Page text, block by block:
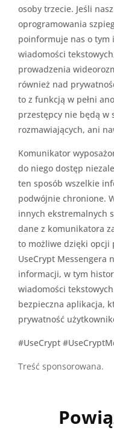
osoby trzecie. Jeśli
oprogramowania
poinformuje nas o tym
wiadomości
prowadzenia
również nad
to z funkcją w pełni
przestępcy nie będą w
rozmawiających, ani
Komunikator
do niego dostęp
ten sposób wszelkie
podwójnie chronione.
innych ekstremalnych
dane z komunikatora
to możliwe dzięki opcji
UseCrypt Messengera
informacji, w tym
wiadomości
bezpieczna aplikacja,
prywatność
#UseCrypt
Treść sponsorowana.